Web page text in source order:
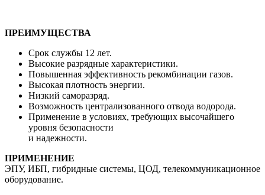
ПРЕИМУЩЕСТВА
Срок службы 12 лет.
Высокие разрядные характеристики.
Повышенная эффективность рекомбинации газов.
Высокая плотность энергии.
Низкий саморазряд.
Возможность централизованного отвода водорода.
Применение в условиях, требующих высочайшего
уровня безопасности
и надежности.
ПРИМЕНЕНИЕ
ЭПУ, ИБП, гибридные системы, ЦОД, телекоммуникационное
оборудование.